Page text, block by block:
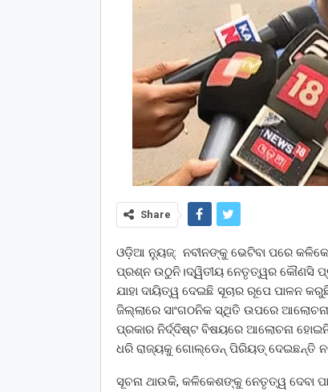
Share
ଓଡ଼ିଆ ନ୍ୟୁଜ୍: ନବୀନଙ୍କୁ ଭେଟିବା ପରେ
ପ୍ରଶ୍ନ ଉଠୁନି।ଦ୍ୱିତୀୟ ନେତୃତ୍ୱର କୌଣସି
ଯାହା ଦାୟିତ୍ୱ ଦେଇଛି ସୂଚାର ରୂପେ ପାଳନ
ଜିଲ୍ଲାରେ ସାଂଗଠନିକ ସ୍ଥିତି ଉପରେ
ପ୍ରକାର ନିର୍ଦ୍ଦିଷ୍ଟ ବିଷୟରେ ଆଲୋଚନା
ଧରି ରାଜ୍ୟକୁ ଗୋଲ୍ଡେନ୍ ପିରିୟଡ୍ ଦେଇଛନ୍ତି
ସୂଚନା ଥାଉକି, କଳିକେଶଙ୍କୁ ନେତୃତ୍ୱ ଦେବା